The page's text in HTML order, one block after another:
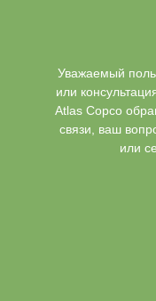
Уважаемый
или
Atlas Copco
связи, ваш
или